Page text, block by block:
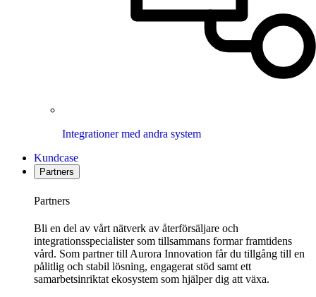
Integrationer med andra system
Kundcase
Partners
Partners
Bli en del av vårt nätverk av återförsäljare och
integrationsspecialister som tillsammans formar framtidens
vård. Som partner till Aurora Innovation får du tillgång till en
pålitlig och stabil lösning, engagerat stöd samt ett
samarbetsinriktat ekosystem som hjälper dig att växa.